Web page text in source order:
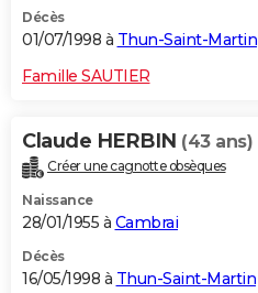
Décès
01/07/1998 à Thun-Saint-Martin
Famille SAUTIER
Claude HERBIN (43 ans)
Créer une cagnotte obsèques
Naissance
28/01/1955 à Cambrai
Décès
16/05/1998 à Thun-Saint-Martin